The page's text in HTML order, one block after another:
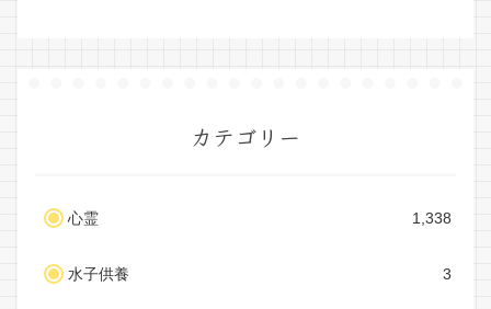
カテゴリー
心霊 1,338
水子供養 3